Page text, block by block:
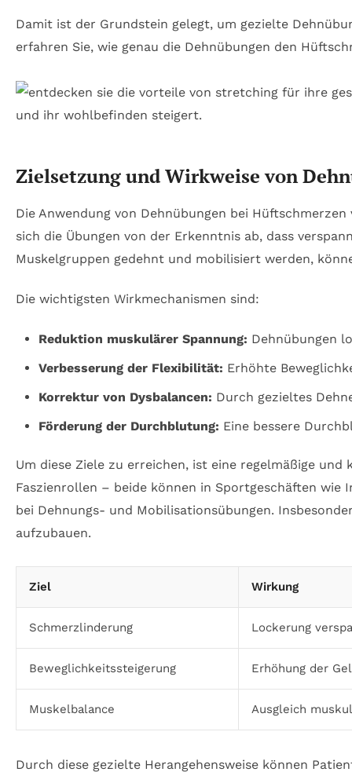
Damit ist der Grundstein gelegt, um gezielte
erfahren Sie, wie genau die Dehnübungen den
Zielsetzung und Wirkweise von
Die Anwendung von Dehnübungen bei
sich die Übungen von der Erkenntnis ab, dass
Muskelgruppen gedehnt und mobilisiert werden,
Die wichtigsten Wirkmechanismen sind:
Reduktion muskulärer Spannung: Dehnübungen
Verbesserung der Flexibilität: Erhöhte
Korrektur von Dysbalancen: Durch gezieltes
Förderung der Durchblutung: Eine bessere
Um diese Ziele zu erreichen, ist eine regelmäßige
Faszienrollen – beide können in Sportgeschäften
bei Dehnungs- und Mobilisationsübungen.
aufzubauen.
Ziel Wirkung
Schmerzlinderung Lockerung
Beweglichkeitssteigerung Erhöhung der
Muskelbalance Ausgleich
Durch diese gezielte Herangehensweise können